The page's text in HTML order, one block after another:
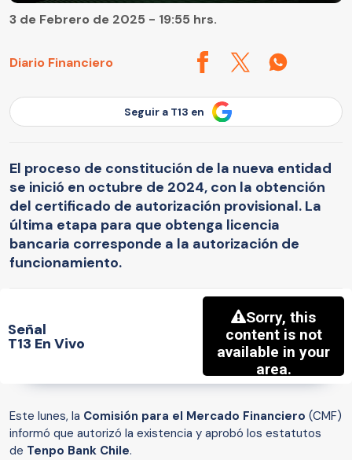
Diario Financiero
3 de Febrero de 2025 - 19:55 hrs.
Seguir a T13 en
El proceso de constitución de la nueva entidad
se inició en octubre de 2024, con la obtención
del certificado de autorización provisional. La
última etapa para que obtenga licencia
bancaria corresponde a la autorización de
funcionamiento.
Señal
T13 En Vivo
Este lunes, la Comisión para el Mercado Financiero (CMF)
informó que autorizó la existencia y aprobó los estatutos
de Tenpo Bank Chile.